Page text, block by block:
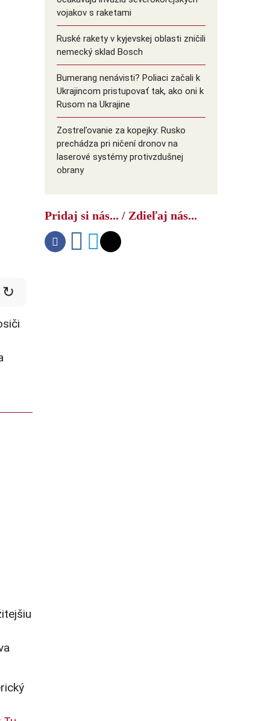
vojakov s raketami
Ruské rakety v kyjevskej oblasti zničili
nemecký sklad Bosch
Bumerang nenávisti? Poliaci začali k
Ukrajincom pristupovať tak, ako oni k
Rusom na Ukrajine
Zostreľovanie za kopejky: Rusko
prechádza pri ničení dronov na
laserové systémy protivzdušnej
obrany
šokom
↻
Pridaj si nás... / Zdieľaj nás...